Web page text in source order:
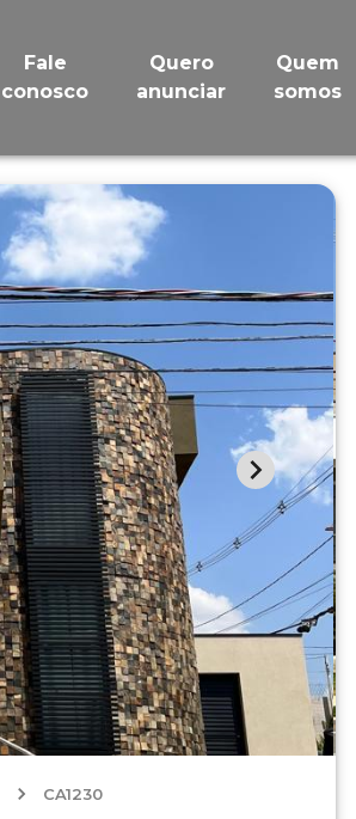
Fale
conosco
Quero
anunciar
Quem
somos
CA1230